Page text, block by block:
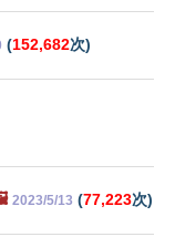
(152,682次)
2023/5/13 (77,223次)